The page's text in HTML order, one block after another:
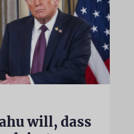
will, dass